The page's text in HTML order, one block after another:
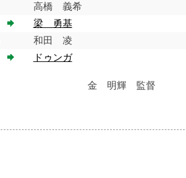
高橋 義希
梁 勇基
和田 凌
ドゥンガ
金 明輝 監督